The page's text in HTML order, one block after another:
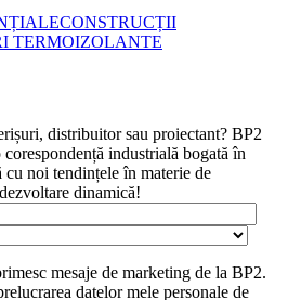
CONSTRUCȚII
TERMOIZOLANTE
distribuitor sau proiectant? BP2
industrială bogată în
noi tendințele în materie de
dinamică!
mesaje de marketing de la BP2.
datelor mele personale de